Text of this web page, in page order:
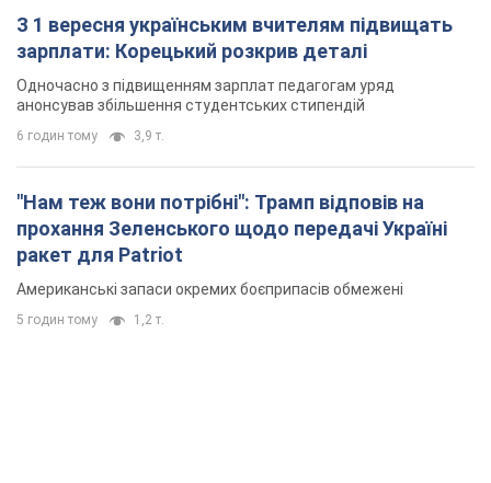
З 1 вересня українським вчителям підвищать
зарплати: Корецький розкрив деталі
Одночасно з підвищенням зарплат педагогам уряд
анонсував збільшення студентських стипендій
6 годин тому 3,9 т.
"Нам теж вони потрібні": Трамп відповів на
прохання Зеленського щодо передачі Україні
ракет для Patriot
Американські запаси окремих боєприпасів обмежені
5 годин тому 1,2 т.